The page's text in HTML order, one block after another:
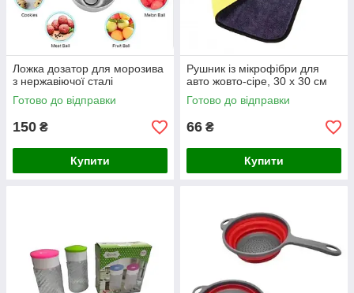
Ложка дозатор для морозива
з нержавіючої сталі
Готово до відправки
150 ₴
Купити
Рушник із мікрофібри для
авто жовто-сіре, 30 х 30 см
Готово до відправки
66 ₴
Купити